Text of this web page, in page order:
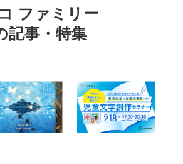
ファミリー
記事・特集